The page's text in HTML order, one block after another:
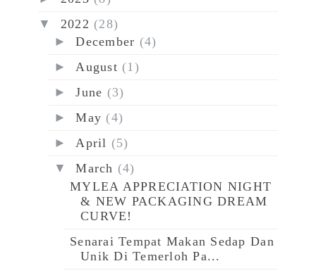
▼ 2022 (28)
►December (4)
►August (1)
►June (3)
►May (4)
►April (5)
▼March (4)
MYLEA APPRECIATION NIGHT
& NEW PACKAGING DREAM
CURVE!
Senarai Tempat Makan Sedap Dan
Unik Di Temerloh Pa...